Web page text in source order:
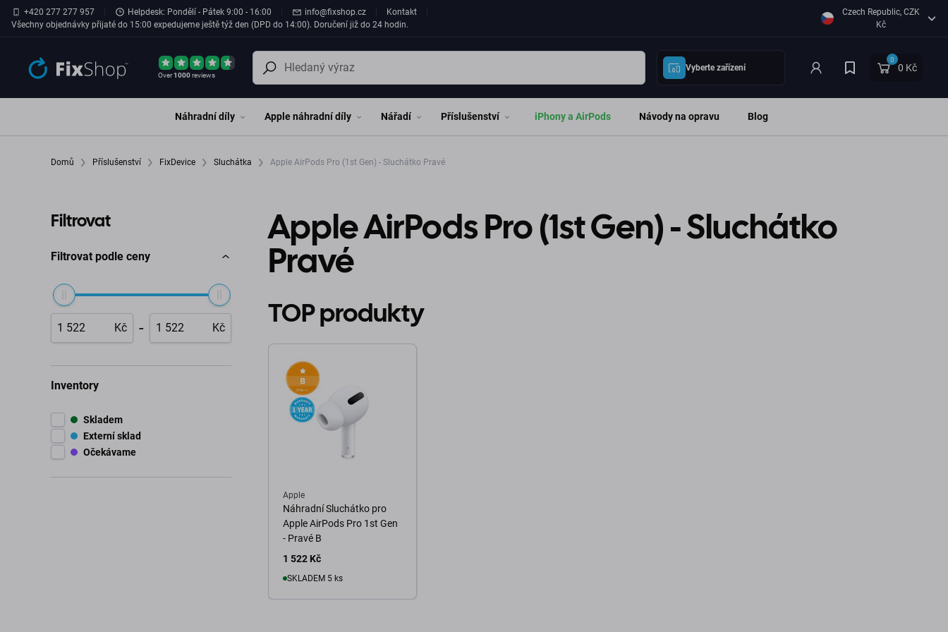
Přeskočit na hlavní obsah
+420 277 277 957 Helpdesk: Pondělí - Pátek 9:00 - 16:00 info@fixshop.cz
Kontakt
Všechny objednávky přijaté do 15:00 expedujeme ještě týž den (DPD do 14:00). Doručení již do 24 hodin.
Czech Republic, CZK
Kč
Over1000reviews
Vyberte zařízení
0
0 Kč
Náhradní díly Apple náhradní díly Nářadí Příslušenství iPhony a AirPods Návody na opravu Blog
Domů Příslušenství FixDevice Sluchátka Apple AirPods Pro (1st Gen) - Sluchátko Pravé
Filtrovat
Filtrovat podle ceny
Kč - Kč
Inventory
Skladem
Externí sklad
Očekávame
Apple AirPods Pro (1st Gen) - Sluchátko
Pravé
TOP produkty
Apple
Náhradní Sluchátko pro
Apple AirPods Pro 1st Gen
- Pravé B
1 522 Kč
SKLADEM 5 ks